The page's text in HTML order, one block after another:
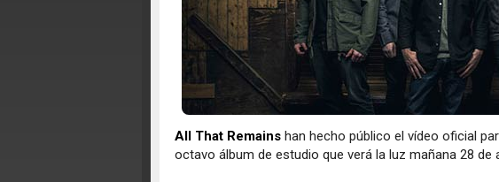
All That Remainshan hecho público el vídeo oficial
octavo álbum de estudio que verá la luz mañana 28 de